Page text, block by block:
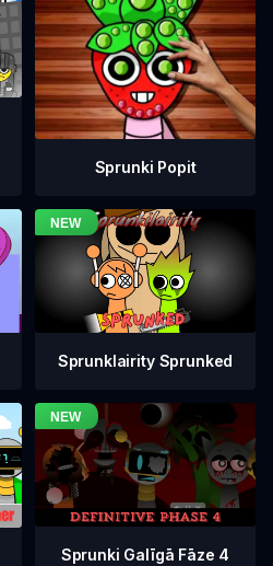
Sprunki Popit
Sprunklairity Sprunked
Sprunki Galīgā Fāze 4